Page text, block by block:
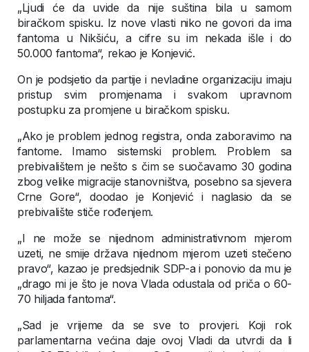
„Ljudi će da uvide da nije suština bila u samom
biračkom spisku. Iz nove vlasti niko ne govori da ima
fantoma u Nikšiću, a cifre su im nekada išle i do
50.000 fantoma“, rekao je Konjević.
On je podsjetio da partije i nevladine organizaciju imaju
pristup svim promjenama i svakom upravnom
postupku za promjene u biračkom spisku.
„Ako je problem jednog registra, onda zaboravimo na
fantome. Imamo sistemski problem. Problem sa
prebivalištem je nešto s čim se suočavamo 30 godina
zbog velike migracije stanovništva, posebno sa sjevera
Crne Gore“, doodao je Konjević i naglasio da se
prebivalište stiče rođenjem.
„I ne može se nijednom administrativnom mjerom
uzeti, ne smije država nijednom mjerom uzeti stečeno
pravo“, kazao je predsjednik SDP-a i ponovio da mu je
„drago mi je što je nova Vlada odustala od priča o 60-
70 hiljada fantoma“.
„Sad je vrijeme da se sve to provjeri. Koji rok
parlamentarna većina daje ovoj Vladi da utvrdi da li